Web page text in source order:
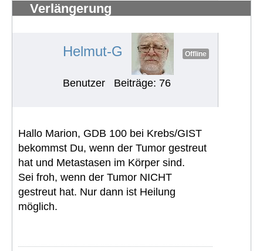
Verlängerung
Helmut-G Offline
Benutzer Beiträge: 76
Hallo Marion, GDB 100 bei Krebs/GIST
bekommst Du, wenn der Tumor gestreut
hat und Metastasen im Körper sind.
Sei froh, wenn der Tumor NICHT
gestreut hat. Nur dann ist Heilung
möglich.